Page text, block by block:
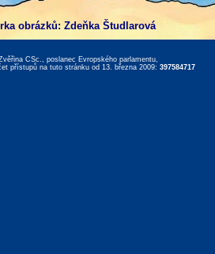
obrázků: Zdeňka Študlarová
CSc., poslanec Evropského parlamentu,
přístupů na tuto stránku od 13. března 2009: 397584717